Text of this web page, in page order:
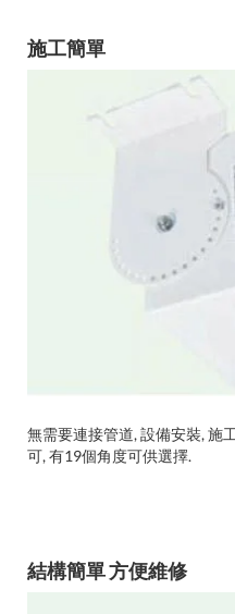
施工簡單
無需要連接管道, 設備安裝, 施
可, 有19個角度可供選擇.
結構簡單 方便維修